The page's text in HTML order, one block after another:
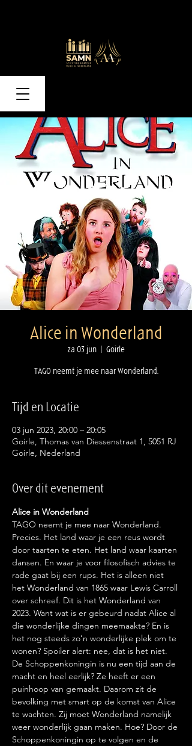
Alice in Wonderland
za 03 jun
  |
Goirle
TAGO neemt je mee naar Wonderland.
Tijd en Locatie
03 jun 2023, 20:00 – 20:05
Goirle, Thomas van Diessenstraat 1, 5051 RJ
Goirle, Nederland
Over dit evenement
Alice in Wonderland
TAGO neemt je mee naar Wonderland.
Precies. Het land waar je een reus wordt
door taarten te eten. Het land waar kaarten
dansen. En waar je voor filosofisch advies te
rade gaat bij een rups. Het is alleen niet
het Wonderland van 1865 waar Lewis Carroll
over schreef. Dit is het Wonderland van
2023. Want wat is er gebeurd nadat Alice al
die wonderlijke dingen meemaakte? En is
het nog steeds zo’n wonderlijke plek om te
wonen? Spoiler alert: nee, dat is het niet.
De Schoppenkoningin is nu een tijd aan de
macht en heel eerlijk? Ze heeft er een
puinhoop van gemaakt. Daarom zit de
bevolking met smart op de komst van Alice
te wachten. Zij moet Wonderland namelijk
weer wonderlijk gaan maken. Hoe? Door de
Schoppenkoningin op te volgen en de